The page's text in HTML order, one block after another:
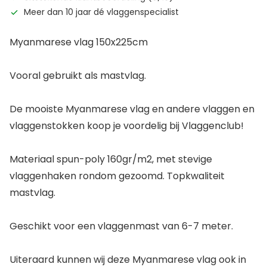
Meer dan 10 jaar dé vlaggenspecialist
Myanmarese vlag 150x225cm
Vooral gebruikt als mastvlag.
De mooiste Myanmarese vlag en andere vlaggen en
vlaggenstokken koop je voordelig bij Vlaggenclub!
Materiaal spun-poly 160gr/m2, met stevige
vlaggenhaken rondom gezoomd. Topkwaliteit
mastvlag.
Geschikt voor een vlaggenmast van 6-7 meter.
Uiteraard kunnen wij deze Myanmarese vlag ook in